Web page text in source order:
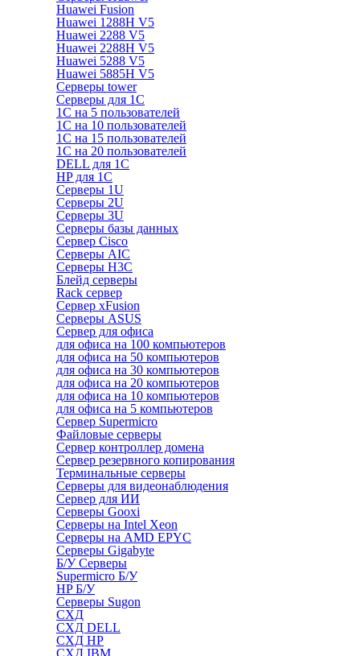
Huawei Fusion
Huawei 1288H V5
Huawei 2288 V5
Huawei 2288H V5
Huawei 5288 V5
Huawei 5885H V5
Серверы tower
Серверы для 1C
1С на 5 пользователей
1С на 10 пользователей
1С на 15 пользователей
1С на 20 пользователей
DELL для 1С
HP для 1С
Серверы 1U
Серверы 2U
Серверы 3U
Серверы базы данных
Сервер Cisco
Серверы AIC
Серверы H3C
Блейд серверы
Rack сервер
Сервер xFusion
Серверы ASUS
Сервер для офиса
для офиса на 100 компьютеров
для офиса на 50 компьютеров
для офиса на 30 компьютеров
для офиса на 20 компьютеров
для офиса на 10 компьютеров
для офиса на 5 компьютеров
Сервер Supermicro
Файловые серверы
Сервер контроллер домена
Сервер резервного копирования
Терминальные серверы
Серверы для видеонаблюдения
Сервер для ИИ
Серверы Gooxi
Серверы на Intel Xeon
Серверы на AMD EPYC
Серверы Gigabyte
Б/У Серверы
Supermicro Б/У
HP Б/У
Серверы Sugon
СХД
СХД DELL
СХД HP
СХД IBM